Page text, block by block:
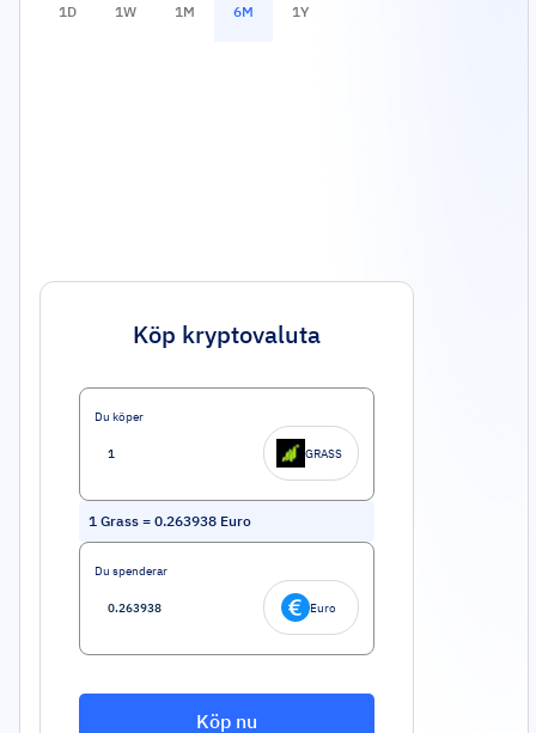
1D 1W 1M 6M 1Y
Köp kryptovaluta
Du köper
GRASS
1 Grass = 0.263938 Euro
Du spenderar
Euro
Köp nu